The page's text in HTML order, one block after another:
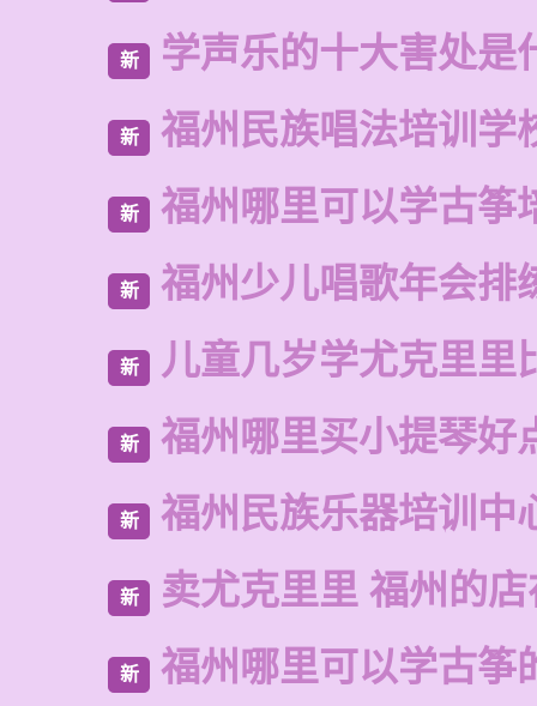
新 学声乐的十大害处是
新 福州民族唱法培训学
新 福州哪里可以学古筝
新 福州少儿唱歌年会排
新 儿童几岁学尤克里里
新 福州哪里买小提琴好
新 福州民族乐器培训中
新 卖尤克里里 福州的
新 福州哪里可以学古筝